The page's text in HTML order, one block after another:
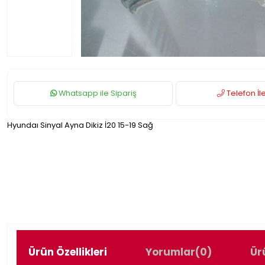
Whatsapp ile Sipariş Telefon
Hyundaı Sinyal Ayna Dikiz İ20 15-19 Sağ
Ürün Özellikleri Yorumlar(0)